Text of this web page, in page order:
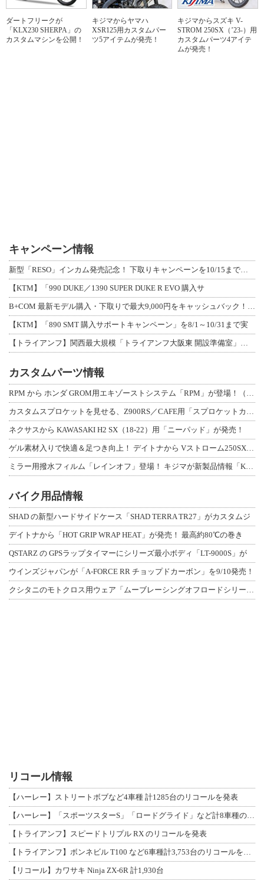
ダートフリークが
「KLX230 SHERPA」の
カスタムマシンを公開！
キジマからヤマハ
XSR125用カスタムパー
ツ5アイテムが発売！
キジマからスズキ V-
STROM 250SX（’23-）用
カスタムパーツ4アイテ
ムが発売！
キャンペーン情報
【KTM】「990 DUKE／1390 SUPER DUKE R EVO 購入サ
【KTM】「890 SMT 購入サポートキャンペーン」を8/1～10/31まで実
カスタムパーツ情報
ネクサスから KAWASAKI H2 SX（18-22）用「ニーパッド」が発売！
バイク用品情報
SHAD の新型ハードサイドケース「SHAD TERRA TR27」がカスタムジ
デイトナから「HOT GRIP WRAP HEAT」が発売！ 最高約80℃の巻き
QSTARZ の GPSラップタイマーにシリーズ最小ボディ「LT-9000S」が
ウインズジャパンが「A-FORCE RR チョップドカーボン」を9/10発売！
リコール情報
【ハーレー】ストリートボブなど4車種 計1285台のリコールを発表
【トライアンフ】スピードトリプル RX のリコールを発表
【リコール】カワサキ Ninja ZX-6R 計1,930台